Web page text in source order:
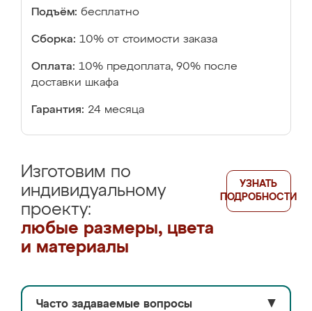
Подъём: бесплатно
Сборка: 10% от стоимости заказа
Оплата: 10% предоплата, 90% после
доставки шкафа
Гарантия: 24 месяца
Изготовим по
индивидуальному
проекту:
любые размеры, цвета
и материалы
УЗНАТЬ
ПОДРОБНОСТИ
Часто задаваемые вопросы ▼